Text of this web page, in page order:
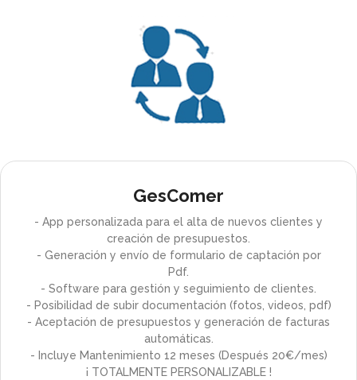
GesComer
- App personalizada para el alta de nuevos clientes y
creación de presupuestos.
- Generación y envío de formulario de captación por
Pdf.
- Software para gestión y seguimiento de clientes.
- Posibilidad de subir documentación (fotos, videos, pdf)
- Aceptación de presupuestos y generación de facturas
automáticas.
- Incluye Mantenimiento 12 meses (Después 20€/mes)
¡ TOTALMENTE PERSONALIZABLE !